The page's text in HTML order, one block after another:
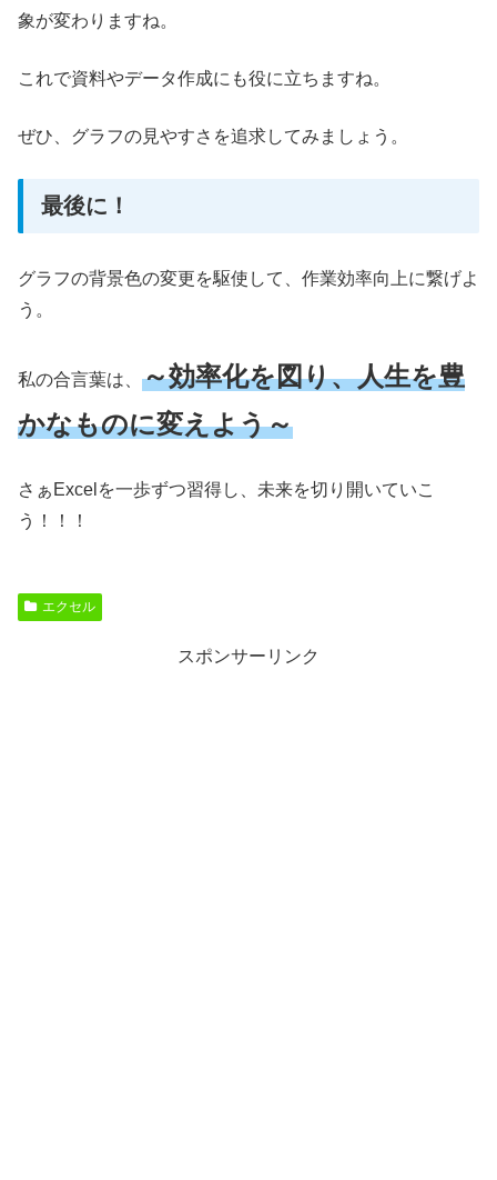
象が変わりますね。
これで資料やデータ作成にも役に立ちますね。
ぜひ、グラフの見やすさを追求してみましょう。
最後に！
グラフの背景色の変更を駆使して、作業効率向上に繋げよ
う。
私の合言葉は、 ～効率化を図り、人生を豊
かなものに変えよう～
さぁExcelを一歩ずつ習得し、未来を切り開いていこ
う！！！
エクセル
スポンサーリンク